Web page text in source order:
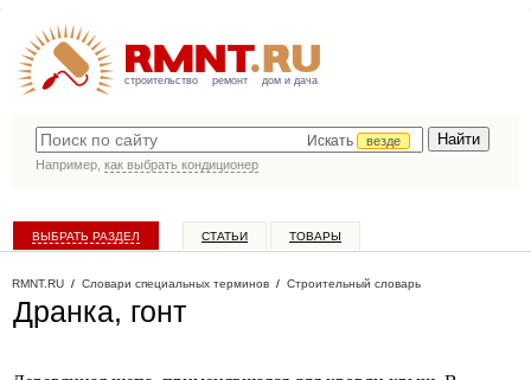
строительство ремонт дом и дача
Искать
везде
Например, как выбрать кондиционер
ВЫБРАТЬ РАЗДЕЛ СТАТЬИ ТОВАРЫ
RMNT.RU / Словари специальных терминов / Строительный словарь
Дранка, гонт